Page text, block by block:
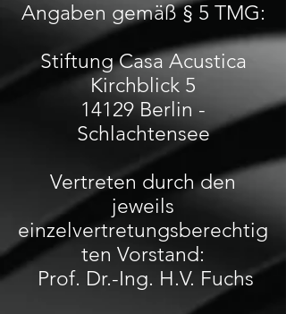
Angaben gemäß § 5 TMG:
Stiftung Casa Acustica
Kirchblick 5
14129 Berlin -
Schlachtensee
Vertreten durch den
jeweils
einzelvertretungsberechtig
ten Vorstand:
Prof. Dr.-Ing. H.V. Fuchs